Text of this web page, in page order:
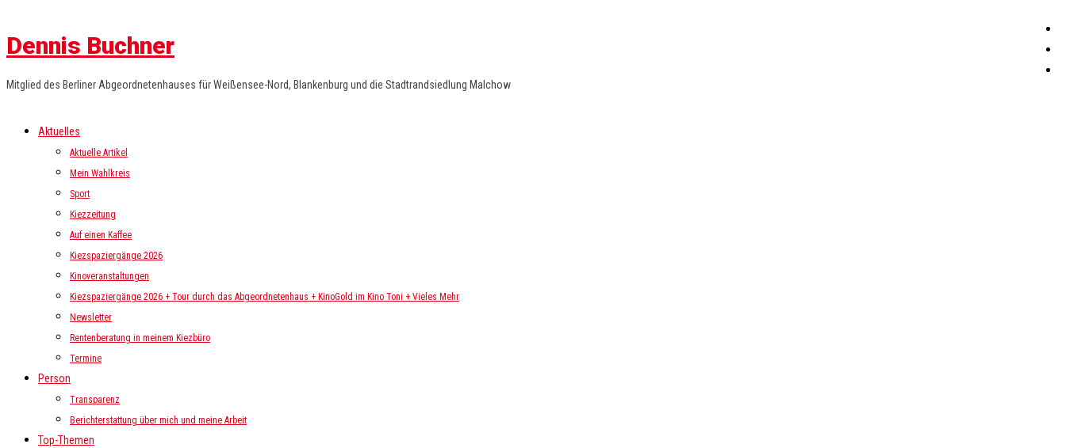
Dennis Buchner
Mitglied des Berliner Abgeordnetenhauses für Weißensee-Nord, Blankenburg und die Stadtrandsiedlung Malchow
Aktuelles
Aktuelle Artikel
Mein Wahlkreis
Sport
Kiezzeitung
Auf einen Kaffee
Kiezspaziergänge 2026
Kinoveranstaltungen
Kiezspaziergänge 2026 + Tour durch das Abgeordnetenhaus + KinoGold im Kino Toni + Vieles Mehr
Newsletter
Rentenberatung in meinem Kiezbüro
Termine
Person
Transparenz
Berichterstattung über mich und meine Arbeit
Top-Themen